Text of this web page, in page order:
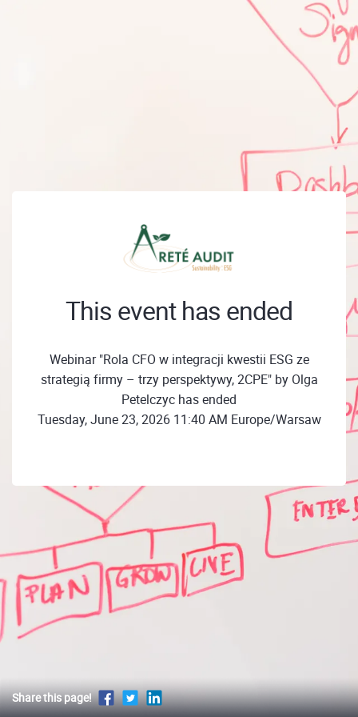
This event has ended
Webinar "Rola CFO w integracji kwestii ESG ze
strategią firmy – trzy perspektywy, 2CPE" by Olga
Petelczyc has ended
Tuesday, June 23, 2026 11:40 AM Europe/Warsaw
Share this page!